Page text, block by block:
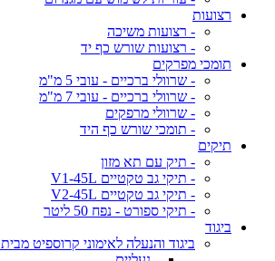
רצועות
- רצועות משיכה
- רצועות שורש כף יד
תומכי מפרקים
- שרוולי ברכיים - עובי 5 מ"מ
- שרוולי ברכיים - עובי 7 מ"מ
- שרוולי מרפקים
- תומכי שורש כף היד
תיקים
- תיק עם תא מזון
- תיקי גב טקטיים V1-45L
- תיקי גב טקטיים V2-45L
- תיקי ספורט - נפח 50 ליטר
ביגוד
ביגוד והנעלה לאימוני קרוספיט מבית Velites